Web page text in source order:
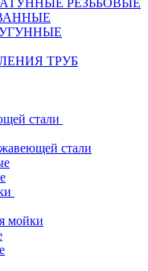
РЕЗЬБОВЫЕ
ТРУБ
стали
стали
мойки